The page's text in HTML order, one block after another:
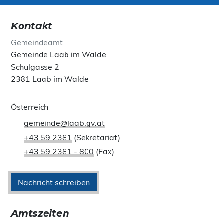
Kontakt
Gemeindeamt
Gemeinde Laab im Walde
Schulgasse 2
2381 Laab im Walde
Österreich
gemeinde@laab.gv.at
+43 59 2381 (Sekretariat)
+43 59 2381 - 800 (Fax)
Nachricht schreiben
Amtszeiten